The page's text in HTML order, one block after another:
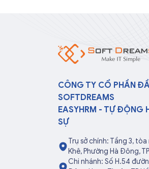
CÔNG TY CỔ PHẦN
SOFTDREAMS
EASYHRM - TỰ ĐỘNG
SỰ
Trụ sở chính: Tầng 3,
Khê, Phường Hà Đông,
Chi nhánh: Số H.54